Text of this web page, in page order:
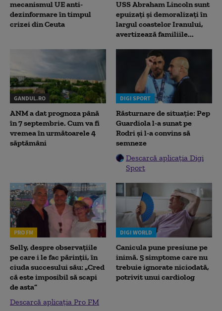
mecanismul UE anti-
dezinformare în timpul
crizei din Ceuta
USS Abraham Lincoln sunt
epuizați și demoralizați în
largul coastelor Iranului,
avertizează familiile...
GANDUL.RO
ANM a dat prognoza până
în 7 septembrie. Cum va fi
vremea în următoarele 4
săptămâni
DIGI SPORT
Răsturnare de situație: Pep
Guardiola l-a sunat pe
Rodri și l-a convins să
semneze
Descarcă aplicația Digi
Sport
PRO FM
Selly, despre observațiile
pe care i le fac părinții, în
ciuda succesului său: „Cred
că este imposibil să scapi
de asta”
Descarcă aplicația Pro FM
DIGI WORLD
Canicula pune presiune pe
inimă. 5 simptome care nu
trebuie ignorate niciodată,
potrivit unui cardiolog